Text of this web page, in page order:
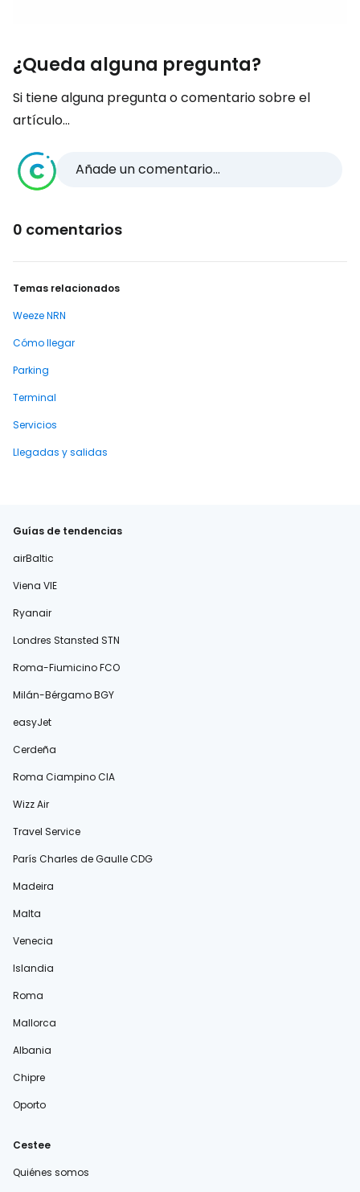
¿Queda alguna pregunta?
Si tiene alguna pregunta o comentario sobre el
artículo...
Añade un comentario...
0 comentarios
Temas relacionados
Weeze NRN
Cómo llegar
Parking
Terminal
Servicios
Llegadas y salidas
Guías de tendencias
airBaltic
Viena VIE
Ryanair
Londres Stansted STN
Roma-Fiumicino FCO
Milán-Bérgamo BGY
easyJet
Cerdeña
Roma Ciampino CIA
Wizz Air
Travel Service
París Charles de Gaulle CDG
Madeira
Malta
Venecia
Islandia
Roma
Mallorca
Albania
Chipre
Oporto
Cestee
Quiénes somos